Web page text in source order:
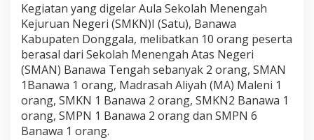
a
j
a
T
e
m
a
n
S
Kegiatan yang digelar Aula Sekolah Menengah
Kejuruan Negeri (SMKN)I (Satu), Banawa
Kabupaten Donggala, melibatkan 10 orang peserta
berasal dari Sekolah Menengah Atas Negeri
(SMAN) Banawa Tengah sebanyak 2 orang, SMAN
1Banawa 1 orang, Madrasah Aliyah (MA) Maleni 1
orang, SMKN 1 Banawa 2 orang, SMKN2 Banawa 1
orang, SMPN 1 Banawa 2 orang dan SMPN 6
Banawa 1 orang.